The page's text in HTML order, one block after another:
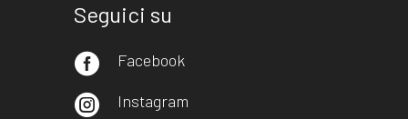
Seguici su
 Facebook
 Instagram